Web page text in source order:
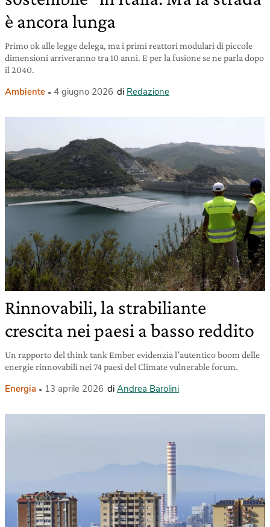
è ancora lunga
Primo ok alle legge delega, ma i primi reattori modulari di piccole
dimensioni arriveranno tra 10 anni. E per la fusione se ne parla dopo
il 2040.
Ambiente 4 giugno 2026 di Redazione
Rinnovabili, la strabiliante
crescita nei paesi a basso reddito
Un rapporto del think tank Ember evidenzia l’autentico boom delle
energie rinnovabili nei 74 paesi del Climate vulnerable forum.
Energia 13 aprile 2026 di Andrea Barolini